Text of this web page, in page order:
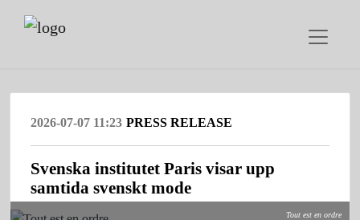
2026-07-07 11:23 PRESS RELEASE
Svenska institutet Paris visar upp
samtida svenskt mode
Tout est en ordre